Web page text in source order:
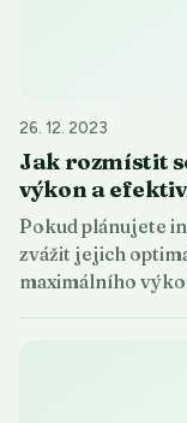
26. 12. 2023
Jak rozmístit
výkon a
Pokud plánujete
zvážit jejich
maximálního